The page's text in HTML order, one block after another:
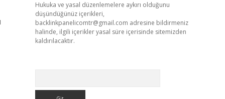
Hukuka ve yasal düzenlemelere aykırı olduğunu
düşündüğünüz içerikleri,
backlinkpanelicomtr@gmail.com adresine bildirmeniz
halinde, ilgili içerikler yasal süre içerisinde sitemizden
kaldırılacaktır.